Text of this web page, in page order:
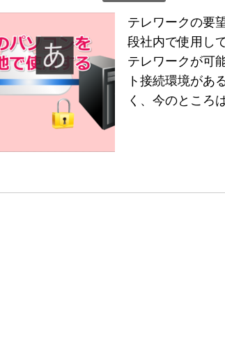
テレワークの要
段社内で使用し
テレワークが可
ト接続環境があ
く、今のところ